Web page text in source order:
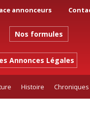
annonceurs
Nos formules
Annonces Légales
Histoire Chroniques